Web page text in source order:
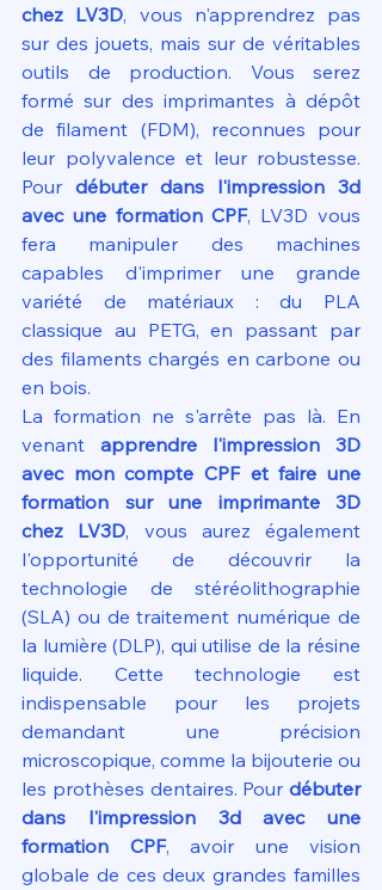
chez LV3D, vous n'apprendrez pas
sur des jouets, mais sur de véritables
outils de production. Vous serez
formé sur des imprimantes à dépôt
de filament (FDM), reconnues pour
leur polyvalence et leur robustesse.
Pour débuter dans l'impression 3d
avec une formation CPF, LV3D vous
fera manipuler des machines
capables d'imprimer une grande
variété de matériaux : du PLA
classique au PETG, en passant par
des filaments chargés en carbone ou
en bois.
La formation ne s'arrête pas là. En
venant apprendre l'impression 3D
avec mon compte CPF et faire une
formation sur une imprimante 3D
chez LV3D, vous aurez également
l'opportunité de découvrir la
technologie de stéréolithographie
(SLA) ou de traitement numérique de
la lumière (DLP), qui utilise de la résine
liquide. Cette technologie est
indispensable pour les projets
demandant une précision
microscopique, comme la bijouterie ou
les prothèses dentaires. Pour débuter
dans l'impression 3d avec une
formation CPF, avoir une vision
globale de ces deux grandes familles